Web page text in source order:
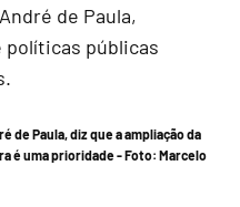
de Paula,
políticas públicas
de Paula, diz que a ampliação da
é uma prioridade - Foto:Marcelo